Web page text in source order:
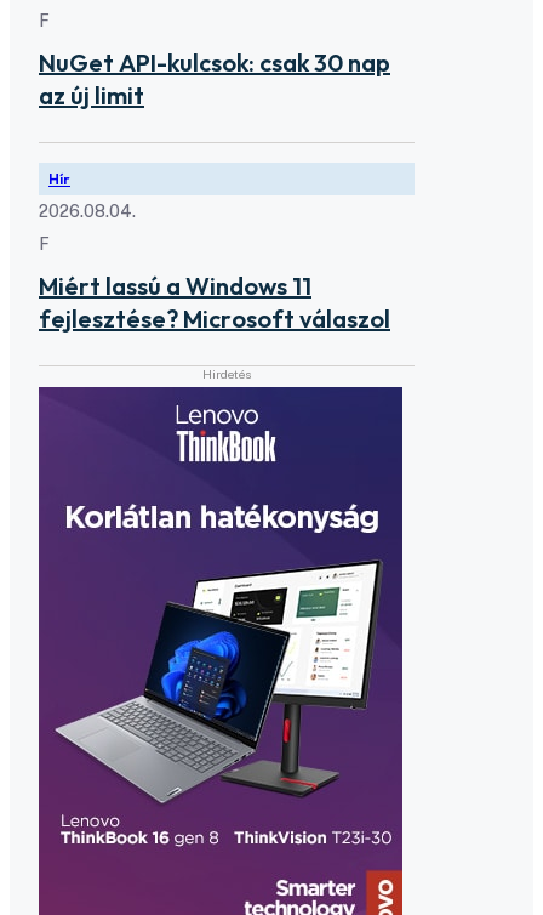
F
NuGet API-kulcsok: csak 30 nap
az új limit
Hír
2026.08.04.
F
Miért lassú a Windows 11
fejlesztése? Microsoft válaszol